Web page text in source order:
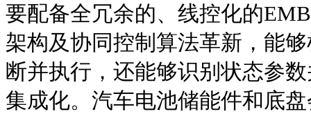
要配备全冗余的、线控化的
架构及协同控制算法革新，能
断并执行，还能够识别状态参
集成化。汽车电池储能件和底